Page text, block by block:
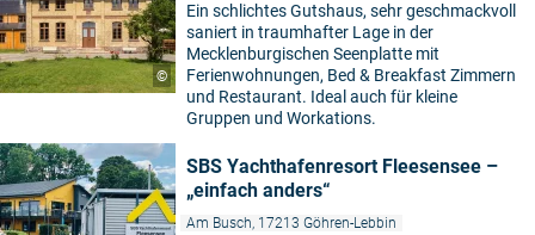
©
Ein schlichtes Gutshaus, sehr geschmackvoll
saniert in traumhafter Lage in der
Mecklenburgischen Seenplatte mit
Ferienwohnungen, Bed & Breakfast Zimmern
und Restaurant. Ideal auch für kleine
Gruppen und Workations.
SBS Yachthafenresort Fleesensee –
„einfach anders“
Am Busch, 17213 Göhren-Lebbin